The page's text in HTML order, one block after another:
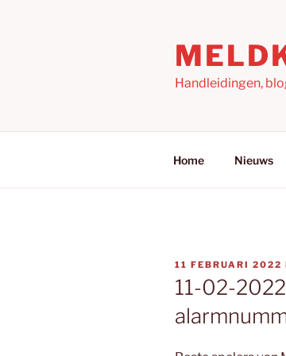
Handleidingen,
Home Nieuws
GEPLAATST
OP
11 FEBRUARI 2022
11-02-